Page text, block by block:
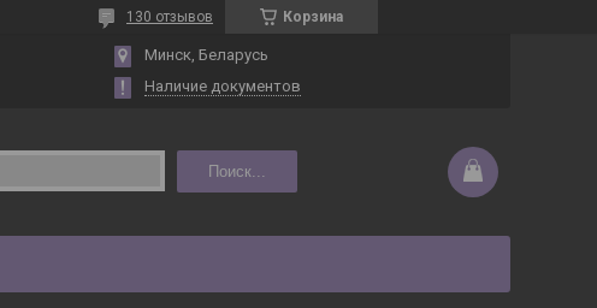
Корзина
130 отзывов
Минск, Беларусь
Наличие документов
Поиск...